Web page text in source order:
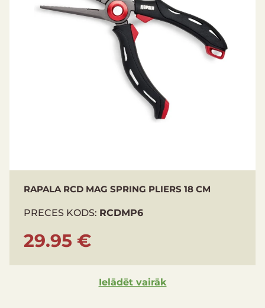
RAPALA RCD MAG SPRING PLIERS 18 CM
PRECES KODS: RCDMP6
29.95 €
Ielādēt vairāk